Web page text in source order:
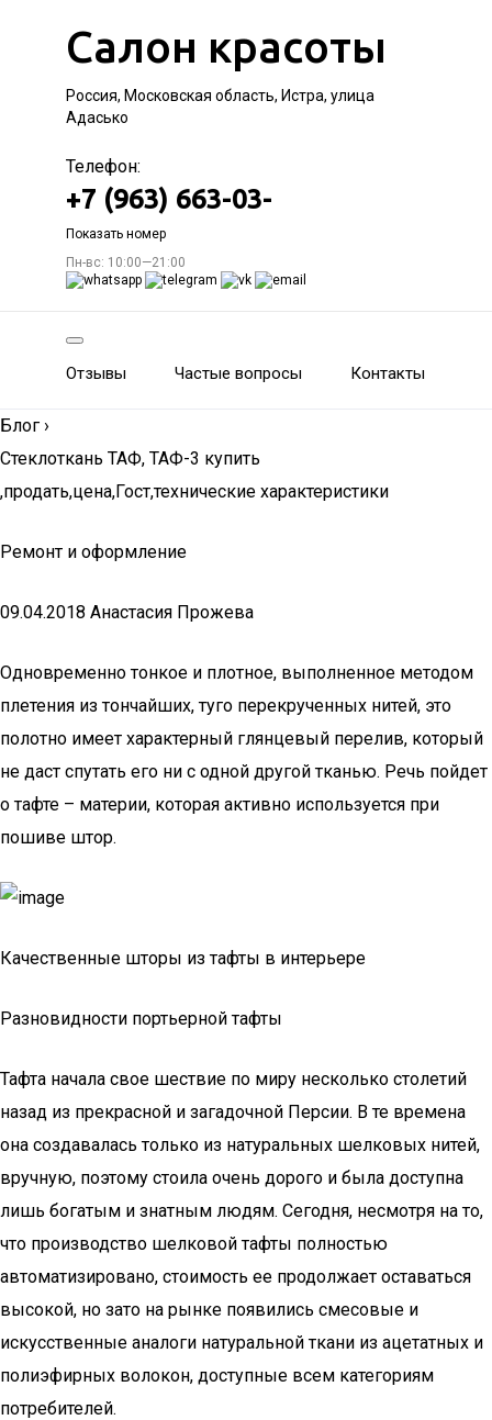
Салон красоты
Россия, Московская область, Истра, улица
Адасько
Телефон:
+7 (963) 663-03-
Показать номер
Пн-вс: 10:00—21:00
Отзывы Частые вопросы Контакты
Блог ›
Стеклоткань ТАФ, ТАФ-3 купить
,продать,цена,Гост,технические характеристики
Ремонт и оформление
09.04.2018 Анастасия Прожева
Одновременно тонкое и плотное, выполненное методом
плетения из тончайших, туго перекрученных нитей, это
полотно имеет характерный глянцевый перелив, который
не даст спутать его ни с одной другой тканью. Речь пойдет
о тафте – материи, которая активно используется при
пошиве штор.
Качественные шторы из тафты в интерьере
Разновидности портьерной тафты
Тафта начала свое шествие по миру несколько столетий
назад из прекрасной и загадочной Персии. В те времена
она создавалась только из натуральных шелковых нитей,
вручную, поэтому стоила очень дорого и была доступна
лишь богатым и знатным людям. Сегодня, несмотря на то,
что производство шелковой тафты полностью
автоматизировано, стоимость ее продолжает оставаться
высокой, но зато на рынке появились смесовые и
искусственные аналоги натуральной ткани из ацетатных и
полиэфирных волокон, доступные всем категориям
потребителей.